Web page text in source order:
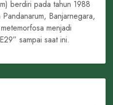
berdiri pada tahun 1988
Banjarnegara,
menjadi
sampai saat ini.